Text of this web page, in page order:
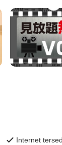
Internet